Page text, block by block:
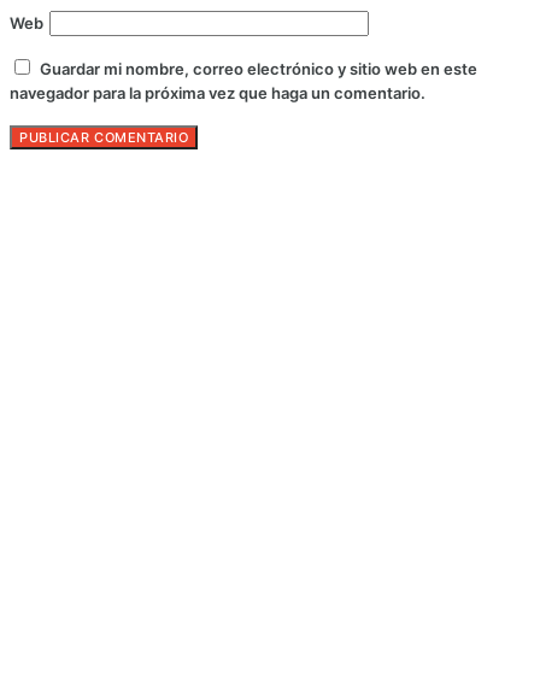
Web
Guardar mi nombre, correo electrónico y sitio web en este
navegador para la próxima vez que haga un comentario.